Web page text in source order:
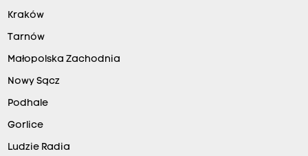
Kraków
Tarnów
Małopolska Zachodnia
Nowy Sącz
Podhale
Gorlice
Ludzie Radia